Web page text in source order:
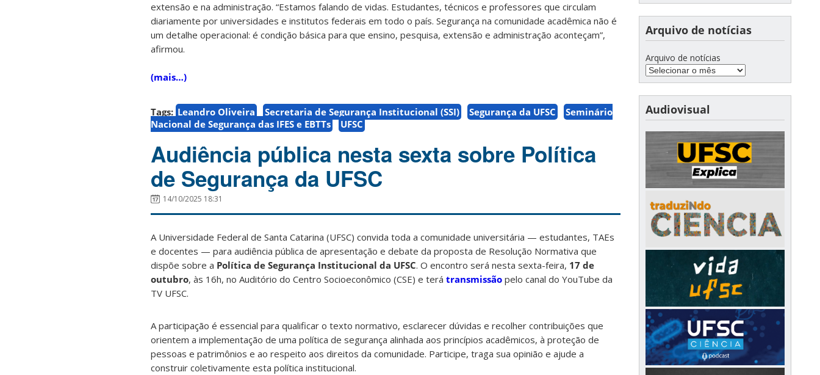
extensão e na administração. “Estamos falando de vidas. Estudantes, técnicos e professores que circulam
diariamente por universidades e institutos federais em todo o país. Segurança na comunidade acadêmica não é
um detalhe operacional: é condição básica para que ensino, pesquisa, extensão e administração aconteçam”,
afirmou.
(mais…)
Tags: Leandro Oliveira Secretaria de Segurança Institucional (SSI) Segurança da UFSC
Seminário
Nacional de Segurança das IFES e EBTTs
UFSC
Audiência pública nesta sexta sobre Política
de Segurança da UFSC
14/10/2025 18:31
A Universidade Federal de Santa Catarina (UFSC) convida toda a comunidade universitária — estudantes, TAEs
e docentes — para audiência pública de apresentação e debate da proposta de Resolução Normativa que
dispõe sobre a Política de Segurança Institucional da UFSC. O encontro será nesta sexta-feira, 17 de
outubro, às 16h, no Auditório do Centro Socioeconômico (CSE) e terá transmissão pelo canal do YouTube da
TV UFSC.
A participação é essencial para qualificar o texto normativo, esclarecer dúvidas e recolher contribuições que
orientem a implementação de uma política de segurança alinhada aos princípios acadêmicos, à proteção de
pessoas e patrimônios e ao respeito aos direitos da comunidade. Participe, traga sua opinião e ajude a
construir coletivamente esta política institucional.
Arquivo de notícias
Arquivo de notícias
Audiovisual